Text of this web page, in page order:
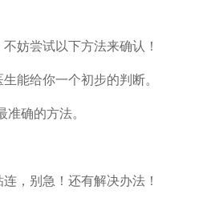
妨尝试以下方法来确认！
能给你一个初步的判断。
确的方法。
，别急！还有解决办法！